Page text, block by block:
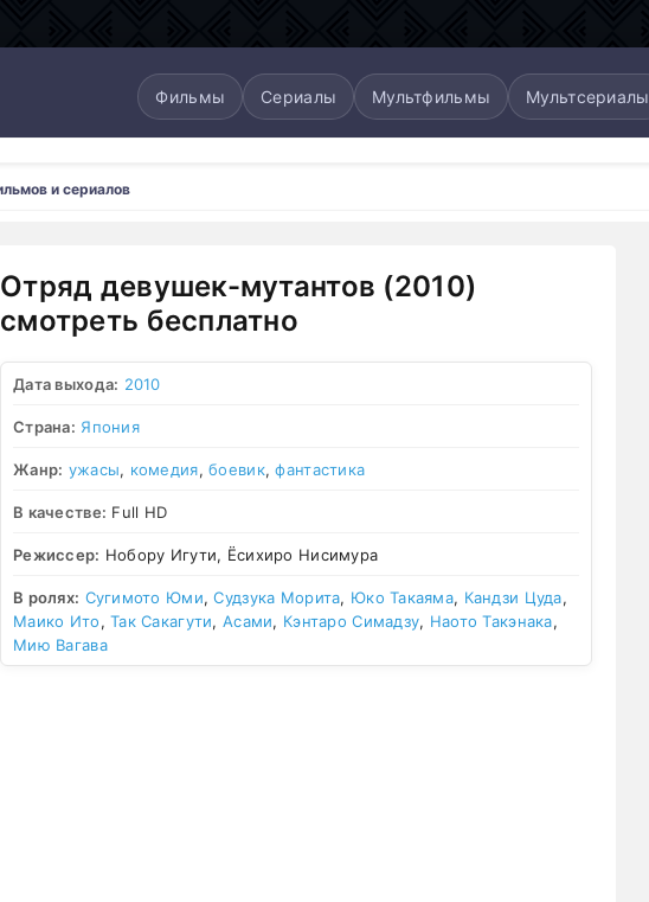
Фильмы Сериалы Мультфильмы Мультсериалы
Отряд девушек-мутантов (2010)
смотреть бесплатно
Дата выхода: 2010
Страна: Япония
Жанр: ужасы, комедия,боевик,фантастика
В качестве: Full HD
Режиссер: Нобору Игути, Ёсихиро Нисимура
В ролях: Сугимото Юми,Судзука Морита, Юко Такаяма, Кандзи Цуда,
Маико Ито,Так Сакагути,Асами, Кэнтаро Симадзу, Наото Такэнака,
Мию Вагава